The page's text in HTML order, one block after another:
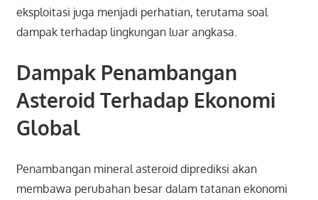
eksploitasi juga menjadi perhatian, terutama soal
dampak terhadap lingkungan luar angkasa.
Dampak Penambangan
Asteroid Terhadap Ekonomi
Global
Penambangan mineral asteroid diprediksi akan
membawa perubahan besar dalam tatanan ekonomi